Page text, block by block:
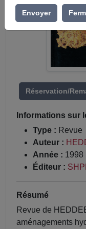
Réservation/
Informations sur
Type : Revue
Auteur :
Année : 1998
Éditeur :
Résumé
Revue de
aménagements
Envoyer